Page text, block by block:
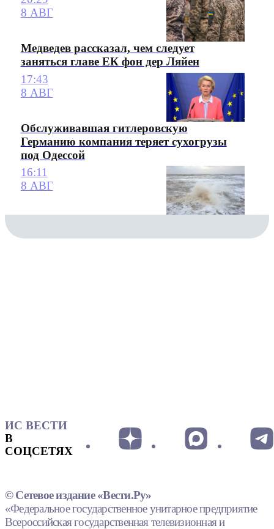
8 АВГ
Медведев рассказал, чем следует
заняться главе ЕК фон дер Ляйен
17:43
8 АВГ
Обслуживавшая гитлеровскую
Германию компания теряет сухогрузы
под Одессой
16:11
8 АВГ
ИС ВЕСТИ
В
СОЦСЕТЯХ
© Сетевое издание «Вести.Ру»
«Федеральное государственное унитарное предприятие
Всероссийская государственная телевизионная и